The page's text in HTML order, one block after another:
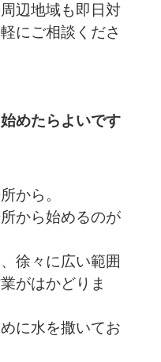
辺地域も即日対
にご相談くださ
始めたらよいです
から。
から始めるのが
徐々に広い範囲
がはかどりま
に水を撒いてお